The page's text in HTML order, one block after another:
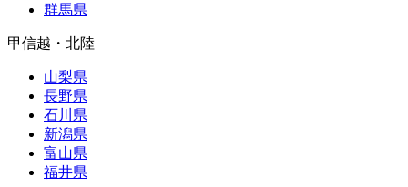
群馬県
甲信越・北陸
山梨県
長野県
石川県
新潟県
富山県
福井県